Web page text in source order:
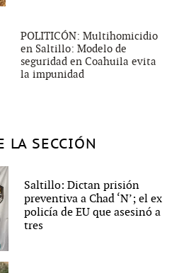
POLITICÓN: Multihomicidio
en Saltillo: Modelo de
seguridad en Coahuila evita
la impunidad
LA SECCIÓN
Saltillo: Dictan prisión
preventiva a Chad ‘N’; el ex
policía de EU que asesinó a
tres